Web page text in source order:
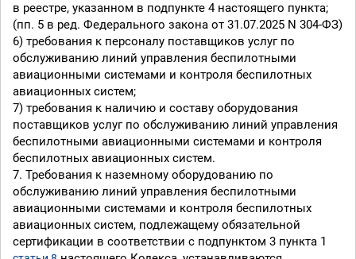
в реестре, указанном в подпункте 4 настоящего пункта;
(пп. 5 в ред. Федерального закона от 31.07.2025 N 304-ФЗ)
6) требования к персоналу поставщиков услуг по
обслуживанию линий управления беспилотными
авиационными системами и контроля беспилотных
авиационных систем;
7) требования к наличию и составу оборудования
поставщиков услуг по обслуживанию линий управления
беспилотными авиационными системами и контроля
беспилотных авиационных систем.
7. Требования к наземному оборудованию по
обслуживанию линий управления беспилотными
авиационными системами и контроля беспилотных
авиационных систем, подлежащему обязательной
сертификации в соответствии с подпунктом 3 пункта 1